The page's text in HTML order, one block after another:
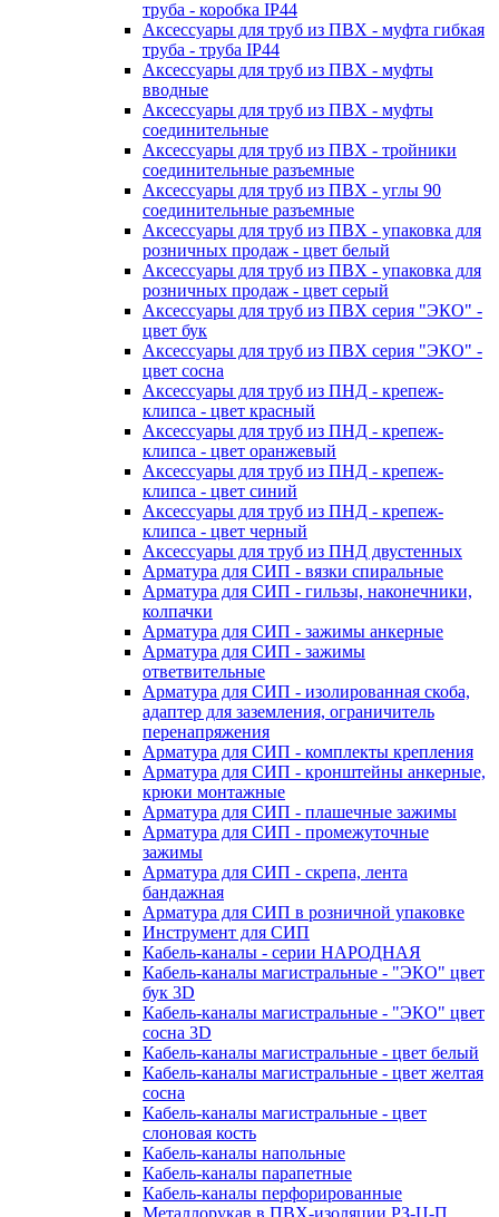
труба - коробка IP44
Аксессуары для труб из ПВХ - муфта гибкая
труба - труба IP44
Аксессуары для труб из ПВХ - муфты
вводные
Аксессуары для труб из ПВХ - муфты
соединительные
Аксессуары для труб из ПВХ - тройники
соединительные разъемные
Аксессуары для труб из ПВХ - углы 90
соединительные разъемные
Аксессуары для труб из ПВХ - упаковка для
розничных продаж - цвет белый
Аксессуары для труб из ПВХ - упаковка для
розничных продаж - цвет серый
Аксессуары для труб из ПВХ серия "ЭКО" -
цвет бук
Аксессуары для труб из ПВХ серия "ЭКО" -
цвет сосна
Аксессуары для труб из ПНД - крепеж-
клипса - цвет красный
Аксессуары для труб из ПНД - крепеж-
клипса - цвет оранжевый
Аксессуары для труб из ПНД - крепеж-
клипса - цвет синий
Аксессуары для труб из ПНД - крепеж-
клипса - цвет черный
Аксессуары для труб из ПНД двустенных
Арматура для СИП - вязки спиральные
Арматура для СИП - гильзы, наконечники,
колпачки
Арматура для СИП - зажимы анкерные
Арматура для СИП - зажимы
ответвительные
Арматура для СИП - изолированная скоба,
адаптер для заземления, ограничитель
перенапряжения
Арматура для СИП - комплекты крепления
Арматура для СИП - кронштейны анкерные,
крюки монтажные
Арматура для СИП - плашечные зажимы
Арматура для СИП - промежуточные
зажимы
Арматура для СИП - скрепа, лента
бандажная
Арматура для СИП в розничной упаковке
Инструмент для СИП
Кабель-каналы - серии НАРОДНАЯ
Кабель-каналы магистральные - "ЭКО" цвет
бук 3D
Кабель-каналы магистральные - "ЭКО" цвет
сосна 3D
Кабель-каналы магистральные - цвет белый
Кабель-каналы магистральные - цвет желтая
сосна
Кабель-каналы магистральные - цвет
слоновая кость
Кабель-каналы напольные
Кабель-каналы парапетные
Кабель-каналы перфорированные
Металлорукав в ПВХ-изоляции РЗ-Ц-П